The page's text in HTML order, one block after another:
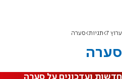
ערוץ 7 תגיות סערה
סערה
חדשות ועדכונים על סערה